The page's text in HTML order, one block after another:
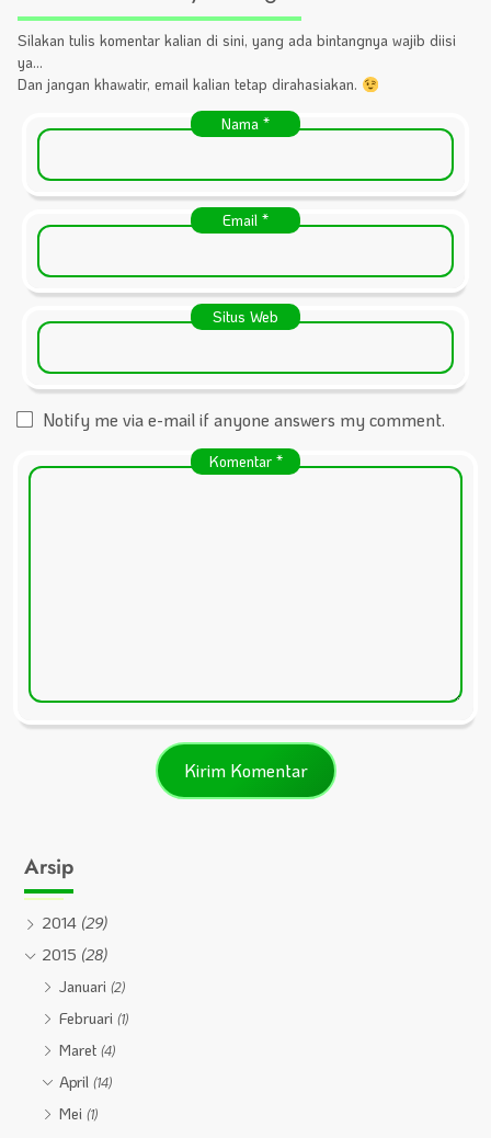
Silakan tulis komentar kalian di sini, yang ada bintangnya wajib diisi
ya...
Dan jangan khawatir, email kalian tetap dirahasiakan.
Nama *
Email *
Situs Web
Notify me via e-mail if anyone answers my comment.
Komentar *
Arsip
2014 (29)
2015 (28)
Januari(2)
Februari(1)
Maret(4)
April(14)
Mei(1)